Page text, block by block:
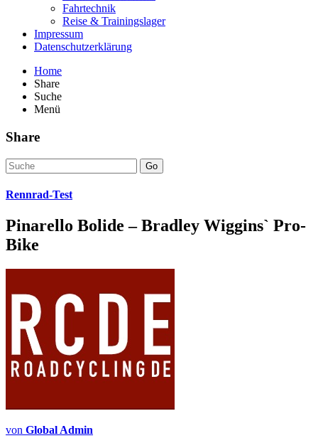
Fahrtechnik
Reise & Trainingslager
Impressum
Datenschutzerklärung
Home
Share
Suche
Menü
Share
Go
Rennrad-Test
Pinarello Bolide – Bradley Wiggins` Pro-
Bike
von Global Admin